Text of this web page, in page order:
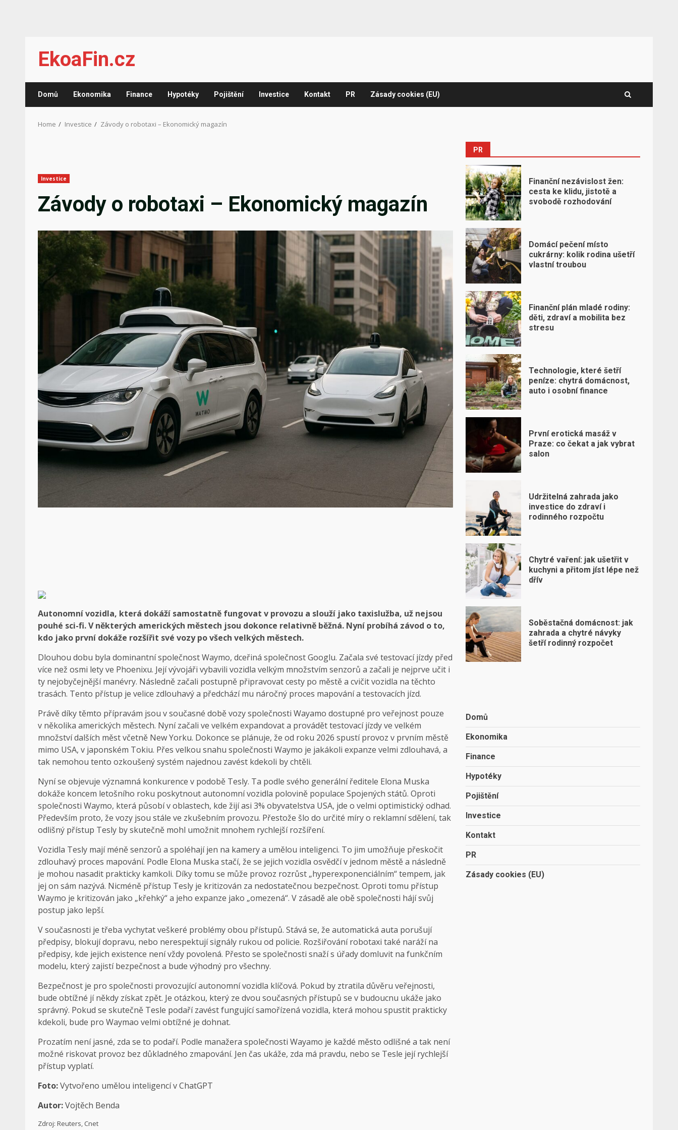
content
EkoaFin.cz
Domů Ekonomika Finance Hypotéky Pojištění Investice Kontakt PR Zásady cookies (EU)
Home Investice Závody o robotaxi – Ekonomický magazín
Investice
Závody o robotaxi – Ekonomický magazín
Autonomní vozidla, která dokáží samostatně fungovat v provozu a slouží jako taxislužba, už nejsou
pouhé sci-fi. V některých amerických městech jsou dokonce relativně běžná. Nyní probíhá závod o to,
kdo jako první dokáže rozšířit své vozy po všech velkých městech.
Dlouhou dobu byla dominantní společnost Waymo, dceřiná společnost Googlu. Začala své testovací jízdy před
více než osmi lety ve Phoenixu. Její vývojáři vybavili vozidla velkým množstvím senzorů a začali je nejprve učit i
ty nejobyčejnější manévry. Následně začali postupně připravovat cesty po městě a cvičit vozidla na těchto
trasách. Tento přístup je velice zdlouhavý a předchází mu náročný proces mapování a testovacích jízd.
Právě díky těmto přípravám jsou v současné době vozy společnosti Wayamo dostupné pro veřejnost pouze
v několika amerických městech. Nyní začali ve velkém expandovat a provádět testovací jízdy ve velkém
množství dalších měst včetně New Yorku. Dokonce se plánuje, že od roku 2026 spustí provoz v prvním městě
mimo USA, v japonském Tokiu. Přes velkou snahu společnosti Waymo je jakákoli expanze velmi zdlouhavá, a
tak nemohou tento ozkoušený systém najednou zavést kdekoli by chtěli.
Nyní se objevuje významná konkurence v podobě Tesly. Ta podle svého generální ředitele Elona Muska
dokáže koncem letošního roku poskytnout autonomní vozidla polovině populace Spojených států. Oproti
společnosti Waymo, která působí v oblastech, kde žijí asi 3% obyvatelstva USA, jde o velmi optimistický odhad.
Především proto, že vozy jsou stále ve zkušebním provozu. Přestože šlo do určité míry o reklamní sdělení, tak
odlišný přístup Tesly by skutečně mohl umožnit mnohem rychlejší rozšíření.
Vozidla Tesly mají méně senzorů a spoléhají jen na kamery a umělou inteligenci. To jim umožňuje přeskočit
zdlouhavý proces mapování. Podle Elona Muska stačí, že se jejich vozidla osvědčí v jednom městě a následně
je mohou nasadit prakticky kamkoli. Díky tomu se může provoz rozrůst „hyperexponenciálním“ tempem, jak
jej on sám nazývá. Nicméně přístup Tesly je kritizován za nedostatečnou bezpečnost. Oproti tomu přístup
Waymo je kritizován jako „křehký“ a jeho expanze jako „omezená“. V zásadě ale obě společnosti hájí svůj
postup jako lepší.
V současnosti je třeba vychytat veškeré problémy obou přístupů. Stává se, že automatická auta porušují
předpisy, blokují dopravu, nebo nerespektují signály rukou od policie. Rozšiřování robotaxi také naráží na
předpisy, kde jejich existence není vždy povolená. Přesto se společnosti snaží s úřady domluvit na funkčním
modelu, který zajistí bezpečnost a bude výhodný pro všechny.
Bezpečnost je pro společnosti provozující autonomní vozidla klíčová. Pokud by ztratila důvěru veřejnosti,
bude obtížné jí někdy získat zpět. Je otázkou, který ze dvou současných přístupů se v budoucnu ukáže jako
správný. Pokud se skutečně Tesle podaří zavést fungující samořízená vozidla, která mohou spustit prakticky
kdekoli, bude pro Waymao velmi obtížné je dohnat.
Prozatím není jasné, zda se to podaří. Podle manažera společnosti Wayamo je každé město odlišné a tak není
možné riskovat provoz bez důkladného zmapování. Jen čas ukáže, zda má pravdu, nebo se Tesle její rychlejší
přístup vyplatí.
Foto:Vytvořeno umělou inteligencí v ChatGPT
Autor:Vojtěch Benda
Zdroj: Reuters, Cnet
PR
Finanční nezávislost žen:
cesta ke klidu, jistotě a
svobodě rozhodování
Domácí pečení místo
cukrárny: kolik rodina ušetří
vlastní troubou
Finanční plán mladé rodiny:
děti, zdraví a mobilita bez
stresu
Technologie, které šetří
peníze: chytrá domácnost,
auto i osobní finance
První erotická masáž v
Praze: co čekat a jak vybrat
salon
Udržitelná zahrada jako
investice do zdraví i
rodinného rozpočtu
Chytré vaření: jak ušetřit v
kuchyni a přitom jíst lépe než
dřív
Soběstačná domácnost: jak
zahrada a chytré návyky
šetří rodinný rozpočet
Domů
Ekonomika
Finance
Hypotéky
Pojištění
Investice
Kontakt
PR
Zásady cookies (EU)